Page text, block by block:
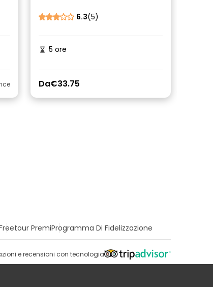
6.3(5)
5 ore
Da€33.75
PremiProgramma Di Fidelizzazione
e recensioni con tecnologia